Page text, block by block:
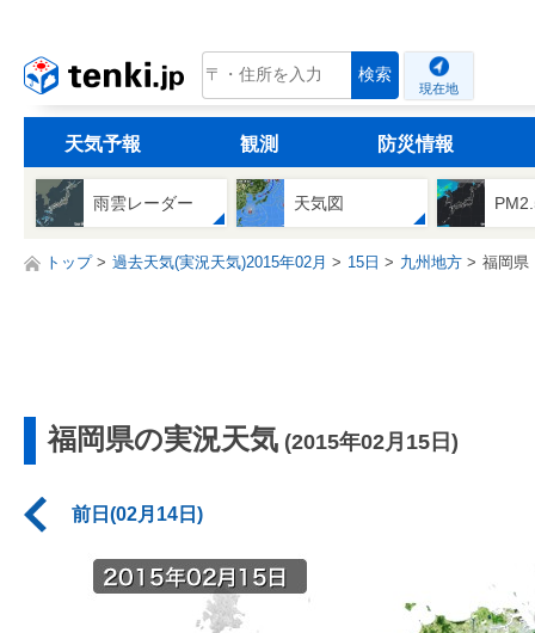
tenki.jp 検索
現在地
天気予報 観測 防災情報
雨雲レーダー 天気図
トップ 過去天気(実況天気)2015年02月 15日 九州地方 福岡県
福岡県の実況天気 (2015年02月15日)
前日(02月14日)